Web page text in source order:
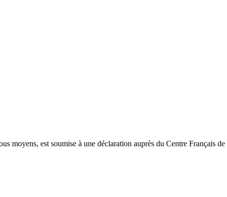
moyens, est soumise à une déclaration auprès du Centre Français